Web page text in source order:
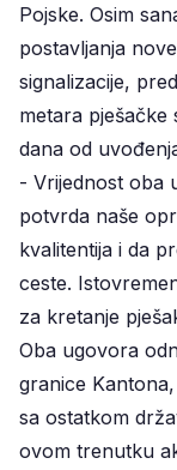
Pojske. Osim
postavljanja
signalizacije,
metara pješačke
dana od
- Vrijednost oba
potvrda naše
kvalitentija i da
ceste.
za kretanje
Oba ugovora
granice
sa ostatkom
ovom trenutku